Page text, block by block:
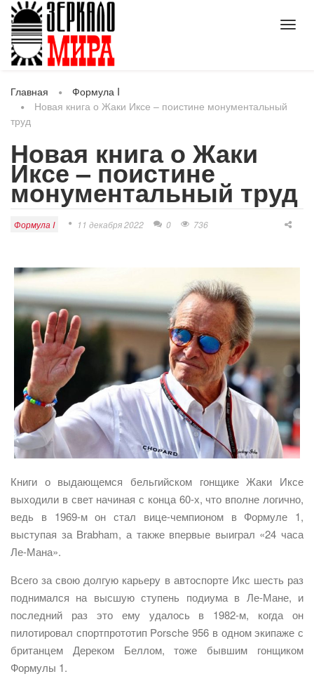
Главная
Формула I
Новая книга о Жаки Иксе – поистине монументальный
труд
Новая книга о Жаки
Иксе – поистине
монументальный труд
Формула I 11 декабря 2022 0 736
Книги о выдающемся бельгийском гонщике Жаки Иксе
выходили в свет начиная с конца 60-х, что вполне логично,
ведь в 1969-м он стал вице-чемпионом в Формуле 1,
выступая за Brabham, а также впервые выиграл «24 часа
Ле-Мана».
Всего за свою долгую карьеру в автоспорте Икс шесть раз
поднимался на высшую ступень подиума в Ле-Мане, и
последний раз это ему удалось в 1982-м, когда он
пилотировал спортпрототип Porsche 956 в одном экипаже с
британцем Дереком Беллом, тоже бывшим гонщиком
Формулы 1.